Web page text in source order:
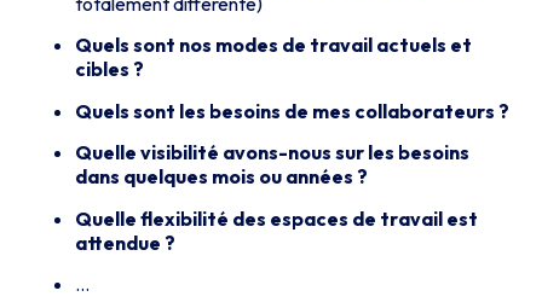
Quels sont nos modes de travail actuels et
cibles ?
Quels sont les besoins de mes collaborateurs ?
Quelle visibilité avons-nous sur les besoins
dans quelques mois ou années ?
Quelle flexibilité des espaces de travail est
attendue ?
…